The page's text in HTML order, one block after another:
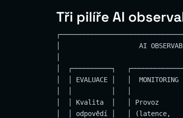
Tři pilíře AI
│                    AI
│  ┌──────────┐
│  │ EVALUACE │   │
│  │ Kvalita  │   │ Provoz
│  │ odpovědí │   │ (latence,